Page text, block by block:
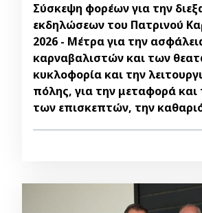
Σύσκεψη φορέων για την
εκδηλώσεων του Πατρινού
2026 - Μέτρα για την
καρναβαλιστών και των
κυκλοφορία και την
πόλης, για την μεταφορά και
των επισκεπτών, την